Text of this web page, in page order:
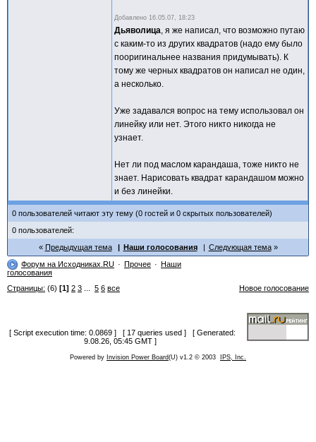
Добавлено 16.05.07, 18:23
Дьяволица, я же написал, что возможно путаю
с каким-то из других квадратов (надо ему было
пооригинальнее названия придумывать). К
тому же черных квадратов он написал не один,
а несколько.
Уже задавался вопрос на тему использовал он
линейку или нет. Этого никто никогда не
узнает.
Нет ли под маслом карандаша, тоже никто не
знает. Нарисовать квадрат карандашом можно
и без линейки.
0 пользователей читают эту тему (0 гостей и 0 скрытых пользователей)
0 пользователей:
Предыдущая тема
Наши голосования
Следующая тема
Форум на Исходниках.RU
Прочее
Наши
голосования
Страницы: (6) [1] 2 3 5 6 все Новое голосование
[ Script execution time: 0.0869 ] [ 17 queries used ] [ Generated:
9.08.26, 05:45 GMT ]
Powered by Invision Power Board(U) v1.2 © 2003 IPS, Inc.